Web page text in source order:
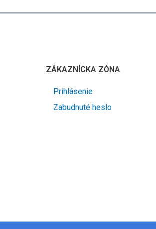
ZÁKAZNÍCKA ZÓNA
Prihlásenie
Zabudnuté heslo